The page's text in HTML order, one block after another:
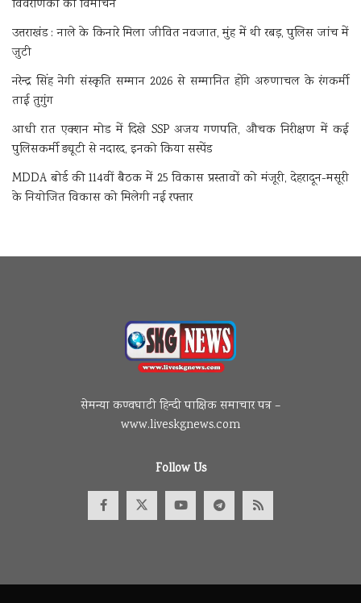
विवरणिका का विमोचन
उत्तराखंड : नाले के किनारे मिला जीवित नवजात, मुंह में थी रबड़, पुलिस जांच में
जुटी
नरेन्द्र सिंह नेगी संस्कृति सम्मान 2026 से सम्मानित होंगे अरुणाचल के रंगकर्मी
ताई तुगुंग
आधी रात एक्शन मोड में दिखे SSP अजय गणपति, औचक निरीक्षण में कई
पुलिसकर्मी ड्यूटी से नदारद, इनको किया सस्पेंड
MDDA बोर्ड की 114वीं बैठक में 25 विकास प्रस्तावों को मंजूरी, देहरादून-मसूरी
के नियोजित विकास को मिलेगी नई रफ्तार
सेमन्या कण्वघाटी हिन्दी पाक्षिक समाचार पत्र –
www.liveskgnews.com
Follow Us